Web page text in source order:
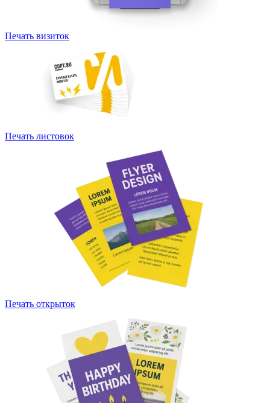
Печать визиток
Печать листовок
Печать открыток